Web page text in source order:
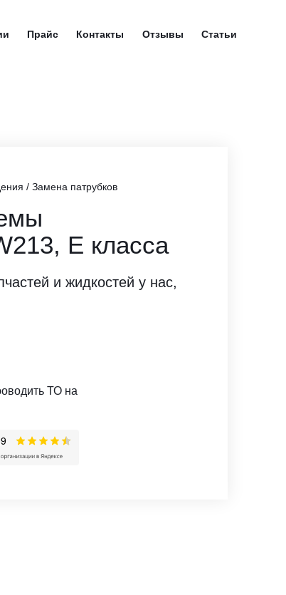
Прайс Контакты Отзывы Статьи
/ Замена патрубков
E класса
и жидкостей у нас,
ТО на